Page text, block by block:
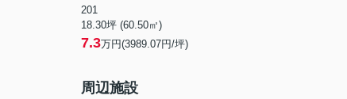
201
18.30坪 (60.50㎡)
7.3万円(3989.07円/坪)
周辺施設